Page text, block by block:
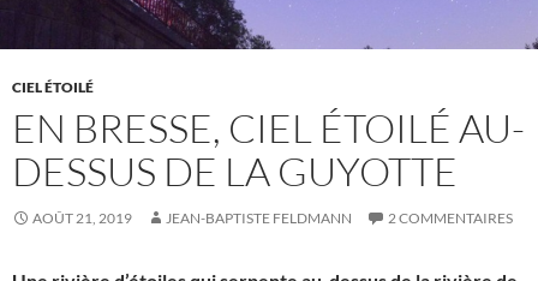
CIEL ÉTOILÉ
EN BRESSE, CIEL ÉTOILÉ AU-
DESSUS DE LA GUYOTTE
AOÛT 21, 2019 JEAN-BAPTISTE FELDMANN 2 COMMENTAIRES